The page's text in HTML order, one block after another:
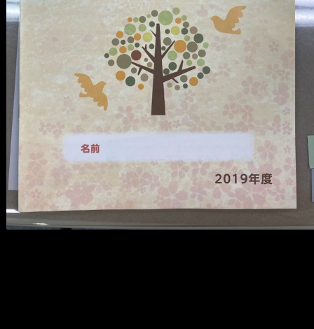
メ
イ
ン
コ
ン
テ
ツ
へ
移
動